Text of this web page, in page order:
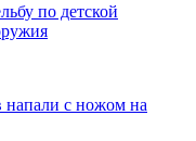
по детской
напали с ножом на